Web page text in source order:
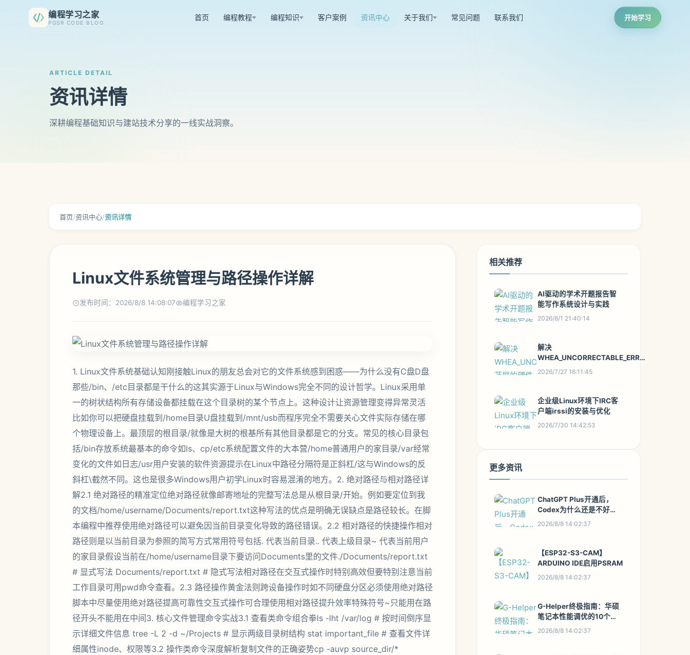
编程学习之家
PGSR CODE BLOG
首页 编程教程 编程知识 客户案例 资讯中心 关于我们 常见问题 联系我们 开始学习
ARTICLE DETAIL
资讯详情
深耕编程基础知识与建站技术分享的一线实战洞察。
首页/资讯中心/资讯详情
Linux文件系统管理与路径操作详解
发布时间：2026/8/8 14:08:07 编程学习之家
1. Linux文件系统基础认知刚接触Linux的朋友总会对它的文件系统感到困惑——为什么没有C盘D盘
那些/bin、/etc目录都是干什么的这其实源于Linux与Windows完全不同的设计哲学。Linux采用单
一的树状结构所有存储设备都挂载在这个目录树的某个节点上。这种设计让资源管理变得异常灵活
比如你可以把硬盘挂载到/home目录U盘挂载到/mnt/usb而程序完全不需要关心文件实际存储在哪
个物理设备上。最顶层的根目录/就像是大树的根基所有其他目录都是它的分支。常见的核心目录包
括/bin存放系统最基本的命令如ls、cp/etc系统配置文件的大本营/home普通用户的家目录/var经常
变化的文件如日志/usr用户安装的软件资源提示在Linux中路径分隔符是正斜杠/这与Windows的反
斜杠\截然不同。这也是很多Windows用户初学Linux时容易混淆的地方。2. 绝对路径与相对路径详
解2.1 绝对路径的精准定位绝对路径就像邮寄地址的完整写法总是从根目录/开始。例如要定位到我
的文档/home/username/Documents/report.txt这种写法的优点是明确无误缺点是路径较长。在脚
本编程中推荐使用绝对路径可以避免因当前目录变化导致的路径错误。2.2 相对路径的快捷操作相对
路径则是以当前目录为参照的简写方式常用符号包括. 代表当前目录.. 代表上级目录~ 代表当前用户
的家目录假设当前在/home/username目录下要访问Documents里的文件./Documents/report.txt
# 显式写法 Documents/report.txt # 隐式写法相对路径在交互式操作时特别高效但要特别注意当前
工作目录可用pwd命令查看。2.3 路径操作黄金法则跨设备操作时如不同硬盘分区必须使用绝对路径
脚本中尽量使用绝对路径提高可靠性交互式操作可合理使用相对路径提升效率特殊符号~只能用在路
径开头不能用在中间3. 核心文件管理命令实战3.1 查看类命令组合拳ls -lht /var/log # 按时间倒序显
示详细文件信息 tree -L 2 -d ~/Projects # 显示两级目录树结构 stat important_file # 查看文件详
细属性inode、权限等3.2 操作类命令深度解析复制文件的正确姿势cp -auvp source_dir/*
相关推荐
AI驱动的学术开题报告智
能写作系统设计与实践
2026/8/1 21:40:14
解决
WHEA_UNCORRECTABLE_ERROR
蓝屏的硬件诊断与修复指南
2026/7/27 16:11:45
企业级Linux环境下IRC客
户端irssi的安装与优化
2026/7/30 14:42:53
更多资讯
ChatGPT Plus开通后，
Codex为什么还是不好
用？7个最容易忽略的配置
2026/8/8 14:02:37
【ESP32-S3-CAM】
ARDUINO IDE启用PSRAM
2026/8/8 14:02:37
G-Helper终极指南：华硕
笔记本性能调优的10个核
心技巧
2026/8/8 14:02:37